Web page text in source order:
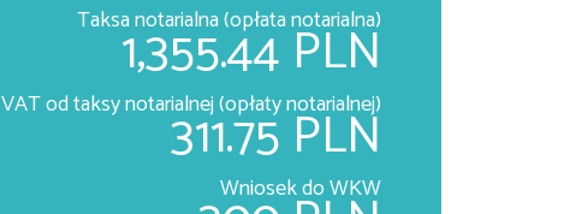
Taksa notarialna (opłata notarialna)
1,355.44 PLN
VAT od taksy notarialnej (opłaty notarialnej)
311.75 PLN
Wniosek do WKW